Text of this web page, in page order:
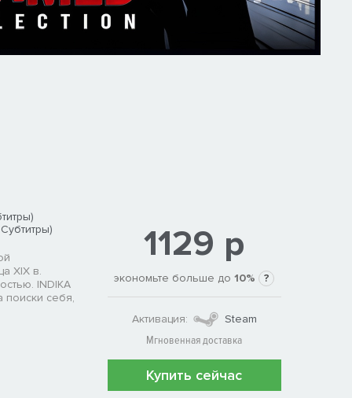
XIX в.
INDIKA
поиски себя,
1129 р
экономьте больше до10% ?
Активация:
Steam
Мгновенная доставка
Купить сейчас